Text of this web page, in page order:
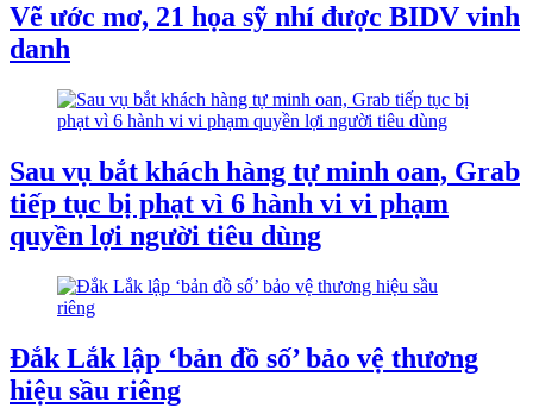
Vẽ ước mơ, 21 họa sỹ nhí được BIDV vinh
danh
Sau vụ bắt khách hàng tự minh oan, Grab
tiếp tục bị phạt vì 6 hành vi vi phạm
quyền lợi người tiêu dùng
Đắk Lắk lập ‘bản đồ số’ bảo vệ thương
hiệu sầu riêng